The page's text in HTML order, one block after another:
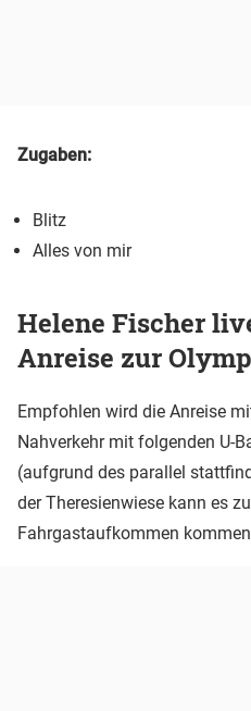
Zugaben:
Blitz
Alles von mir
Helene Fischer
Anreise zur
Empfohlen wird die Anreise
Nahverkehr mit folgenden U-
(aufgrund des parallel
der Theresienwiese kann es
Fahrgastaufkommen